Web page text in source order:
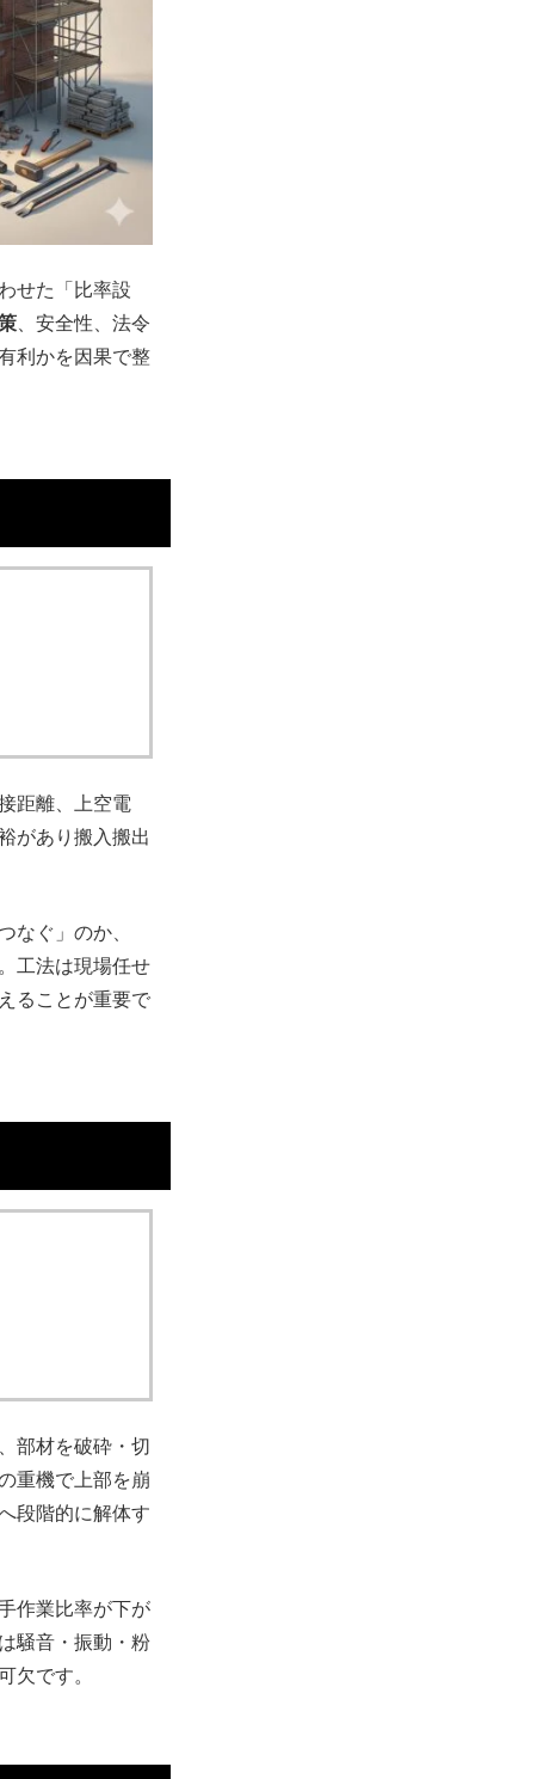
せた「比率設
、安全性、法令
利かを因果で整
距離、上空電
があり搬入搬出
なぐ」のか、
工法は現場任せ
ることが重要で
部材を破砕・切
重機で上部を崩
段階的に解体す
作業比率が下が
騒音・振動・粉
欠です。